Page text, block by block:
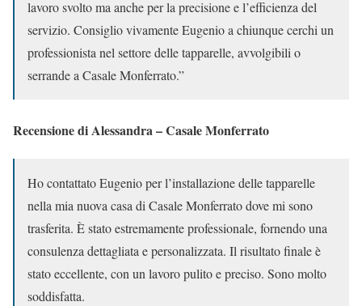
lavoro svolto ma anche per la precisione e l’efficienza del
servizio. Consiglio vivamente Eugenio a chiunque cerchi un
professionista nel settore delle tapparelle, avvolgibili o
serrande a Casale Monferrato.”
Recensione di Alessandra – Casale Monferrato
Ho contattato Eugenio per l’installazione delle tapparelle
nella mia nuova casa di Casale Monferrato dove mi sono
trasferita. È stato estremamente professionale, fornendo una
consulenza dettagliata e personalizzata. Il risultato finale è
stato eccellente, con un lavoro pulito e preciso. Sono molto
soddisfatta.